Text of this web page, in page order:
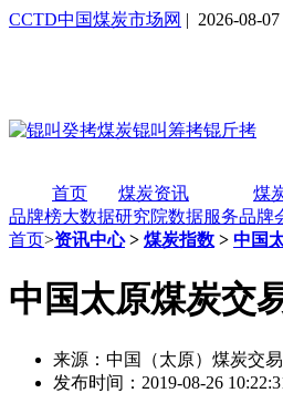
CCTD中国煤炭市场网 | 2026-08-
首页 煤炭资讯 煤
品牌榜大数据研究院数据服务品牌
首页>资讯中心> 煤炭指数 > 中国
中国太原煤炭交
来源：中国（太原）煤炭交
发布时间：2019-08-26